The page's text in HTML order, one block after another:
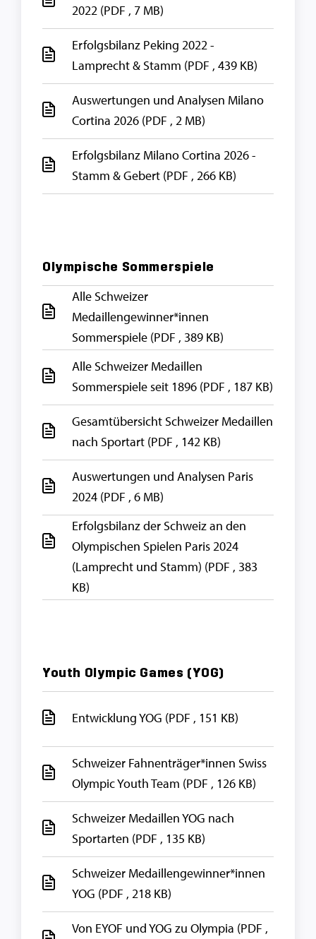
2022 (PDF , 7 MB)
Erfolgsbilanz Peking 2022 -
Lamprecht & Stamm (PDF , 439 KB)
Auswertungen und Analysen Milano
Cortina 2026 (PDF , 2 MB)
Erfolgsbilanz Milano Cortina 2026 -
Stamm & Gebert (PDF , 266 KB)
Olympische Sommerspiele
Alle Schweizer
Medaillengewinner*innen
Sommerspiele (PDF , 389 KB)
Alle Schweizer Medaillen
Sommerspiele seit 1896 (PDF , 187 KB)
Gesamtübersicht Schweizer Medaillen
nach Sportart (PDF , 142 KB)
Auswertungen und Analysen Paris
2024 (PDF , 6 MB)
Erfolgsbilanz der Schweiz an den
Olympischen Spielen Paris 2024
(Lamprecht und Stamm) (PDF , 383
KB)
Youth Olympic Games (YOG)
Entwicklung YOG (PDF , 151 KB)
Schweizer Fahnenträger*innen Swiss
Olympic Youth Team (PDF , 126 KB)
Schweizer Medaillen YOG nach
Sportarten (PDF , 135 KB)
Schweizer Medaillengewinner*innen
YOG (PDF , 218 KB)
Von EYOF und YOG zu Olympia (PDF ,